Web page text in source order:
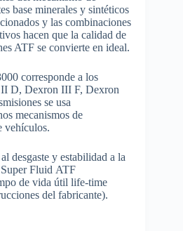
base minerales y sintéticos
y las combinaciones
hacen que la calidad de
ATF se convierte en ideal.
corresponde a los
D, Dexron III F, Dexron
se usa
mecanismos de
vehículos.
desgaste y estabilidad a la
Fluid ATF
de vida útil life-time
del fabricante).